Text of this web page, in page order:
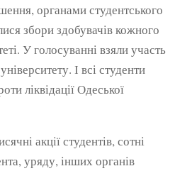
органами студентського
збори здобувачів кожного
У голосуванні взяли участь
І всі студенти
ліквідації Одеської
акції студентів, сотні
уряду, інших органів